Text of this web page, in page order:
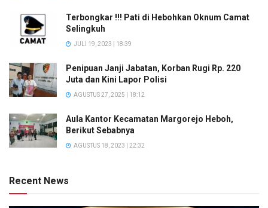
Terbongkar !!! Pati di Hebohkan Oknum Camat
Selingkuh
JULI 19, 2023 | 18:39
Penipuan Janji Jabatan, Korban Rugi Rp. 220
Juta dan Kini Lapor Polisi
AGUSTUS 27, 2025 | 18:12
Aula Kantor Kecamatan Margorejo Heboh,
Berikut Sebabnya
AGUSTUS 18, 2023 | 22:32
Recent News